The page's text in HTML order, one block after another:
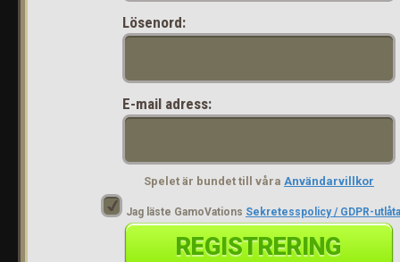
Lösenord:
E-mail adress:
Spelet är bundet till våra Användarvillkor
Jag läste GamoVations Sekretesspolicy / GDPR-
REGISTRERING